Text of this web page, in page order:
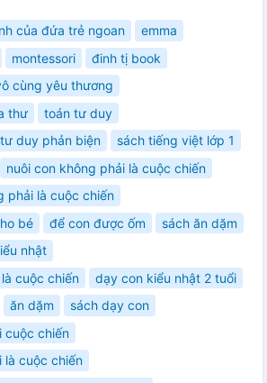
của đứa trẻ ngoan
emma
montessori
đinh tị book
cùng yêu thương
thư
toán tư duy
duy phản biện
sách tiếng việt lớp 1
nuôi con không phải là cuộc chiến
phải là cuộc chiến
bé
để con được ốm
sách ăn dặm
nhật
cuộc chiến
dạy con kiểu nhật 2 tuổi
ăn dặm
sách dạy con
cuộc chiến
là cuộc chiến